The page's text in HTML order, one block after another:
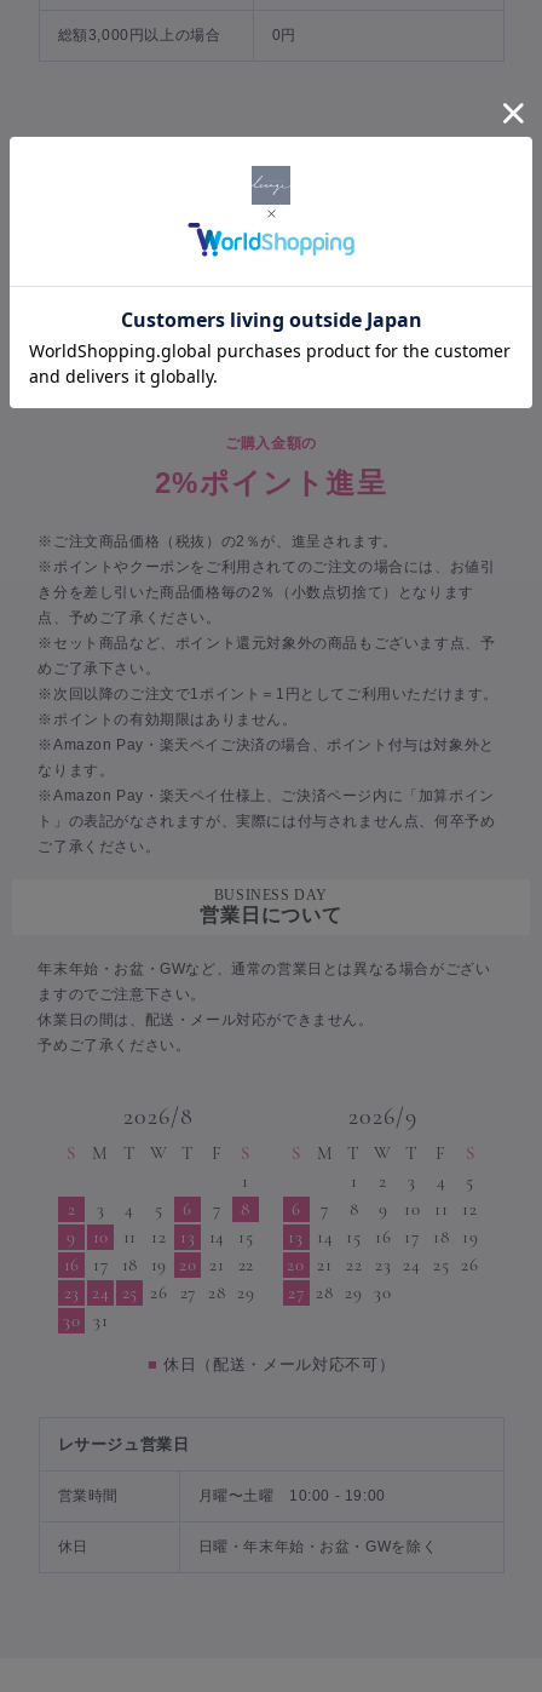
総額3,000円以上の場合 0円
配送・送料について
宅配便（一律 650 円）
ポイントについて
ご購入金額の
2%ポイント進呈
※ご注文商品価格（税抜）の2％が、進呈されます。
※ポイントやクーポンをご利用されてのご注文の場合には、お値引
き分を差し引いた商品価格毎の2％（小数点切捨て）となります
点、予めご了承ください。
※セット商品など、ポイント還元対象外の商品もございます点、予
めご了承下さい。
※次回以降のご注文で1ポイント＝1円としてご利用いただけます。
※ポイントの有効期限はありません。
※Amazon Pay・楽天ペイご決済の場合、ポイント付与は対象外と
なります。
※Amazon Pay・楽天ペイ仕様上、ご決済ページ内に「加算ポイン
ト」の表記がなされますが、実際には付与されません点、何卒予め
ご了承ください。
BUSINESS DAY
営業日について
年末年始・お盆・GWなど、通常の営業日とは異なる場合がござい
ますのでご注意下さい。
休業日の間は、配送・メール対応ができません。
予めご了承ください。
2026/8
S M T W T F
S
1
2
3 4 5 6 7
8
9
10 11 12 13 14
15
16
17 18 19 20 21
22
23
24 25 26 27 28
29
30
31
2026/9
S M T W T F
S
1
2 3 4
5
6
7 8 9 10 11
12
13
14 15 16 17 18
19
20
21 22 23 24 25
26
27
28 29 30
■ 休日（配送・メール対応不可）
レサージュ営業日
営業時間 月曜〜土曜 10:00 - 19:00
休日 日曜・年末年始・お盆・GWを除く